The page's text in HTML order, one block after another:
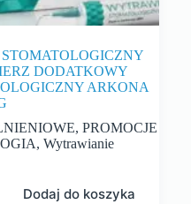
DODATKOWY
ARKONA
, PROMOCJE
, Wytrawianie
Dodaj do koszyka